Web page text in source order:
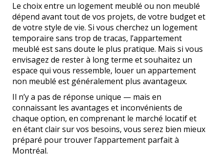
Le choix entre un logement meublé ou non meublé
dépend avant tout de vos projets, de votre budget et
de votre style de vie. Si vous cherchez un logement
temporaire sans trop de tracas, l’appartement
meublé est sans doute le plus pratique. Mais si vous
envisagez de rester à long terme et souhaitez un
espace qui vous ressemble, louer un appartement
non meublé est généralement plus avantageux.
Il n’y a pas de réponse unique — mais en
connaissant les avantages et inconvénients de
chaque option, en comprenant le marché locatif et
en étant clair sur vos besoins, vous serez bien mieux
préparé pour trouver l’appartement parfait à
Montréal.